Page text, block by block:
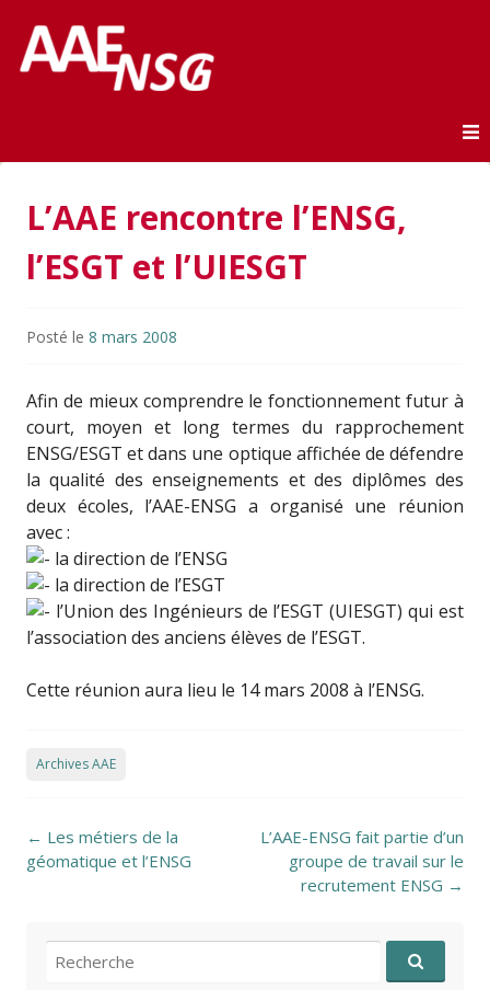
AAE-ENSG
L’AAE rencontre l’ENSG,
l’ESGT et l’UIESGT
Posté le 8 mars 2008
Afin de mieux comprendre le fonctionnement futur à
court, moyen et long termes du rapprochement
ENSG/ESGT et dans une optique affichée de défendre
la qualité des enseignements et des diplômes des
deux écoles, l’AAE-ENSG a organisé une réunion
avec :
la direction de l’ENSG
la direction de l’ESGT
l’Union des Ingénieurs de l’ESGT (UIESGT) qui est
l’association des anciens élèves de l’ESGT.
Cette réunion aura lieu le 14 mars 2008 à l’ENSG.
Archives AAE
Post navigation
← Les métiers de la
géomatique et l’ENSG
L’AAE-ENSG fait partie d’un
groupe de travail sur le
recrutement ENSG →
Recherche pour: